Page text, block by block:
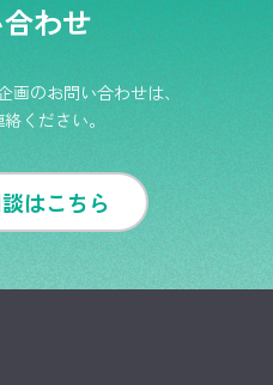
わせ
画のお問い合わせは、
ください。
はこちら